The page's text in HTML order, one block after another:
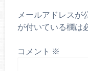
メールアドレスが
が付いている欄は
コメント ※